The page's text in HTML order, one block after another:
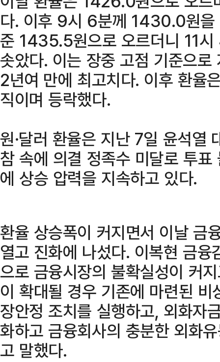
다. 이후 9시 6분께 1430.0원을
준 1435.5원으로 오르더니 11
솟았다. 이는 장중 고점 기준으
2년여 만에 최고치다. 이후 환율
직이며 등락했다.
원·달러 환율은 지난 7일 윤석열
참 속에 의결 정족수 미달로 투
에 상승 압력을 지속하고 있다.
환율 상승폭이 커지면서 이날 금
열고 진화에 나섰다. 이복현 금
으로 금융시장의 불확실성이 커
이 확대될 경우 기존에 마련된
장안정 조치를 실행하고, 외화자
화하고 금융회사의 충분한 외화
고 말했다.